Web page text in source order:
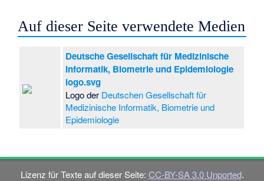
Auf dieser Seite verwendete Medien
Deutsche Gesellschaft für Medizinische
Informatik, Biometrie und Epidemiologie
logo.svg
Logo der Deutschen Gesellschaft für
Medizinische Informatik, Biometrie und
Epidemiologie
Lizenz für Texte auf dieser Seite: CC-BY-SA 3.0 Unported.